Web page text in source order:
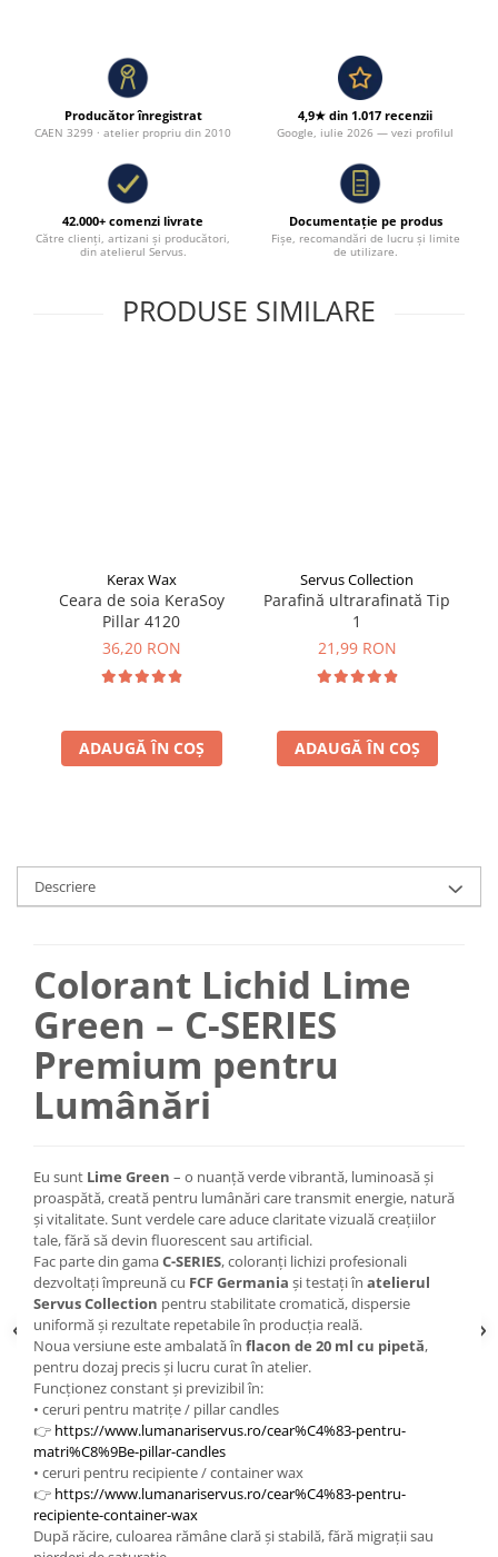
Producător înregistrat
CAEN 3299 · atelier propriu din 2010
4,9★ din 1.017 recenzii
Google, iulie 2026 — vezi profilul
42.000+ comenzi livrate
Către clienți, artizani și producători,
din atelierul Servus.
Documentație pe produs
Fișe, recomandări de lucru și limite
de utilizare.
PRODUSE SIMILARE
Kerax Wax
Ceara de soia KeraSoy
Pillar 4120
36,20 RON
ADAUGĂ ÎN COȘ
Servus Collection
Parafină ultrarafinată Tip
1
21,99 RON
ADAUGĂ ÎN COȘ
Descriere
Colorant Lichid Lime
Green – C-SERIES
Premium pentru
Lumânări
Eu sunt Lime Green – o nuanță verde vibrantă, luminoasă și
proaspătă, creată pentru lumânări care transmit energie, natură
și vitalitate. Sunt verdele care aduce claritate vizuală creațiilor
tale, fără să devin fluorescent sau artificial.
Fac parte din gamaC-SERIES, coloranți lichizi profesionali
dezvoltați împreună cu FCF Germania și testați în atelierul
Servus Collection pentru stabilitate cromatică, dispersie
uniformă și rezultate repetabile în producția reală.
Noua versiune este ambalată în flacon de 20 ml cu pipetă,
pentru dozaj precis și lucru curat în atelier.
Funcționez constant și previzibil în:
• ceruri pentru matrițe / pillar candles
👉 https://www.lumanariservus.ro/cear%C4%83-pentru-
matri%C8%9Be-pillar-candles
• ceruri pentru recipiente / container wax
👉 https://www.lumanariservus.ro/cear%C4%83-pentru-
recipiente-container-wax
După răcire, culoarea rămâne clară și stabilă, fără migrații sau